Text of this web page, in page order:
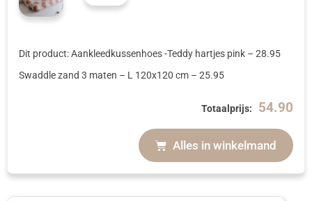
Totaalprijs: 54.90
Alles in winkelmand
Dit product: Aankleedkussenhoes -Teddy hartjes pink – 28.95
Swaddle zand 3 maten – L 120x120 cm – 25.95